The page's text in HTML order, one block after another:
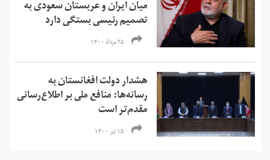
میان ایران و عربستان سعودی به
تصمیم رئيسی بستگی دارد
۲۵ مرداد ۱۴۰۰
هشدار دولت افغانستان به
رسانه‌ها: منافع ملی بر اطلاع‌رسانی
مقدم‌‌تر است
۱۵ تیر ۱۴۰۰